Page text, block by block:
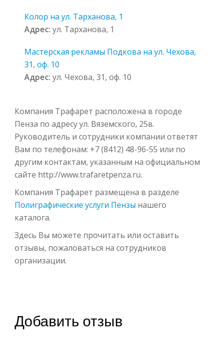
Колор на ул. Тарханова, 1
Адрес: ул. Тарханова, 1
Мастерская рекламы Подкова на ул. Чехова,
31, оф. 10
Адрес: ул. Чехова, 31, оф. 10
Компания Трафарет расположена в городе
Пенза по адресу ул. Вяземского, 25в.
Руководитель и сотрудники компании ответят
Вам по телефонам: +7 (8412) 48-96-55 или по
другим контактам, указанным на официальном
сайте http://www.trafaretpenza.ru.
Компания Трафарет размещена в разделе
Полиграфические услуги Пензы нашего
каталога.
Здесь Вы можете прочитать или оставить
отзывы, пожаловаться на сотрудников
организации.
Добавить отзыв